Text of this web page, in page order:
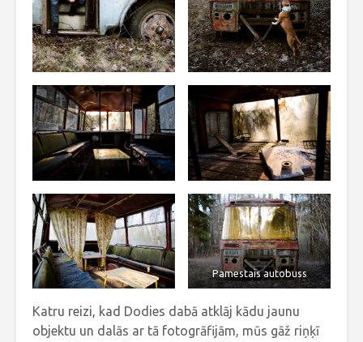
Pamestais autobuss
Katru reizi, kad Dodies dabā atklāj kādu jaunu
objektu un dalās ar tā fotogrāfijām, mūs gāž riņķī